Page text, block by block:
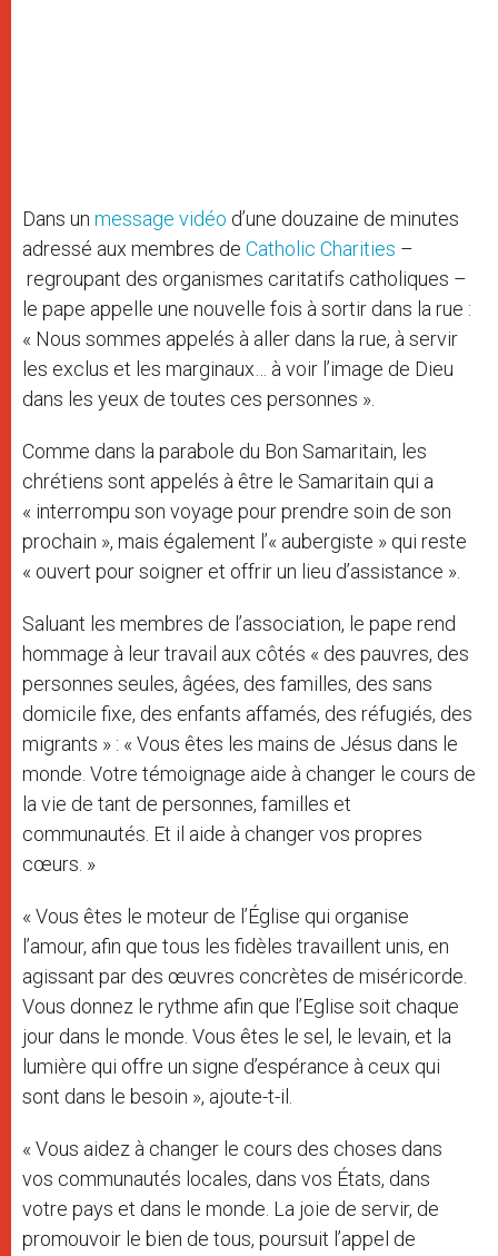
Dans un message vidéo d’une douzaine de minutes
adressé aux membres de Catholic Charities –
regroupant des organismes caritatifs catholiques –
le pape appelle une nouvelle fois à sortir dans la rue :
« Nous sommes appelés à aller dans la rue, à servir
les exclus et les marginaux… à voir l’image de Dieu
dans les yeux de toutes ces personnes ».
Comme dans la parabole du Bon Samaritain, les
chrétiens sont appelés à être le Samaritain qui a
« interrompu son voyage pour prendre soin de son
prochain », mais également l’« aubergiste » qui reste
« ouvert pour soigner et offrir un lieu d’assistance ».
Saluant les membres de l’association, le pape rend
hommage à leur travail aux côtés « des pauvres, des
personnes seules, âgées, des familles, des sans
domicile fixe, des enfants affamés, des réfugiés, des
migrants » : « Vous êtes les mains de Jésus dans le
monde. Votre témoignage aide à changer le cours de
la vie de tant de personnes, familles et
communautés. Et il aide à changer vos propres
cœurs. »
« Vous êtes le moteur de l’Église qui organise
l’amour, afin que tous les fidèles travaillent unis, en
agissant par des œuvres concrètes de miséricorde.
Vous donnez le rythme afin que l’Eglise soit chaque
jour dans le monde. Vous êtes le sel, le levain, et la
lumière qui offre un signe d’espérance à ceux qui
sont dans le besoin », ajoute-t-il.
« Vous aidez à changer le cours des choses dans
vos communautés locales, dans vos États, dans
votre pays et dans le monde. La joie de servir, de
promouvoir le bien de tous, poursuit l’appel de